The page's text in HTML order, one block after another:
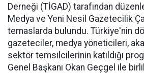
Derneği (TİGAD) tarafından
Medya ve Yeni Nesil Gazetecilik
temaslarda bulundu. Türkiye'nin
gazeteciler, medya yöneticileri,
sektör temsilcilerinin katıldığı
Genel Başkanı Okan Geçgel ile